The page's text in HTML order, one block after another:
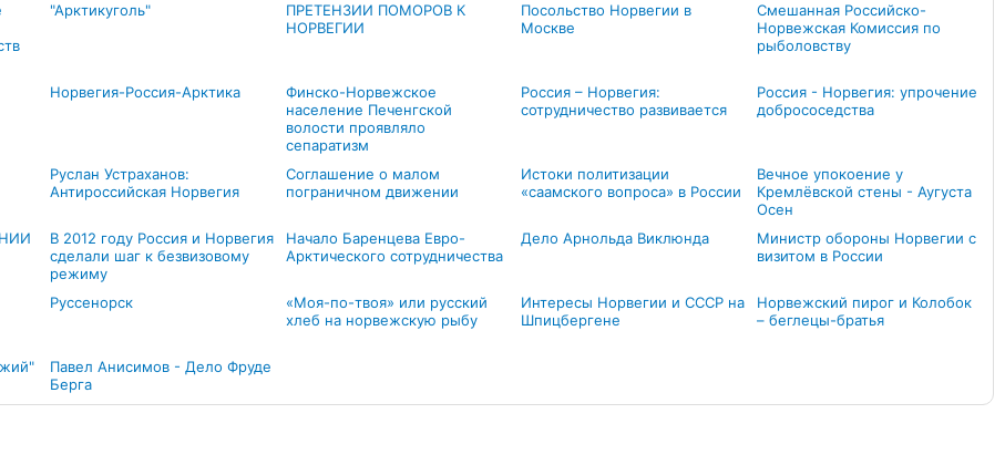
"Арктикуголь"
ПРЕТЕНЗИИ ПОМОРОВ К
НОРВЕГИИ
Посольство Норвегии в
Москве
Смешанная Российско-
Норвежская Комиссия по
рыболовству
Норвегия-Россия-Арктика
Финско-Норвежское
население Печенгской
волости проявляло
сепаратизм
Россия – Норвегия:
сотрудничество развивается
Россия - Норвегия: упрочение
добрососедства
Руслан Устраханов:
Антироссийская Норвегия
Соглашение о малом
пограничном движении
Истоки политизации
«саамского вопроса» в России
Вечное упокоение у
Кремлёвской стены - Аугуста
Осен
В 2012 году Россия и Норвегия
сделали шаг к безвизовому
режиму
Начало Баренцева Евро-
Арктического сотрудничества
Дело Арнольда Виклюнда
Министр обороны Норвегии с
визитом в России
Руссенорск
«Моя-по-твоя» или русский
хлеб на норвежскую рыбу
Интересы Норвегии и СССР на
Шпицбергене
Норвежский пирог и Колобок
– беглецы-братья
Павел Анисимов - Дело Фруде
Берга